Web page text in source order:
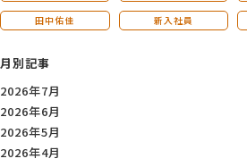
田中佑佳 新入社員
月別記事
2026年7月
2026年6月
2026年5月
2026年4月